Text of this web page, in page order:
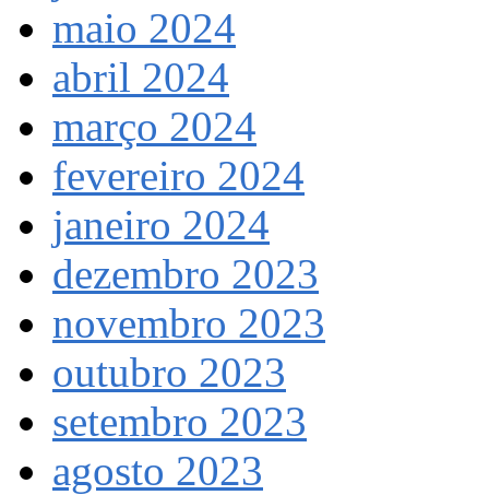
maio 2024
abril 2024
março 2024
fevereiro 2024
janeiro 2024
dezembro 2023
novembro 2023
outubro 2023
setembro 2023
agosto 2023